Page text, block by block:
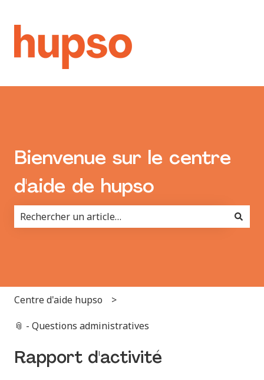
Bienvenue sur le centre
d'aide de hupso
Centre d'aide hupso
📎 - Questions administratives
Rapport d'activité